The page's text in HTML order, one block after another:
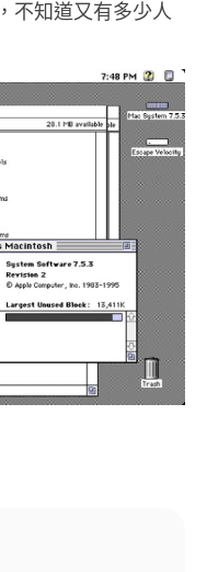
不知道又有多少人